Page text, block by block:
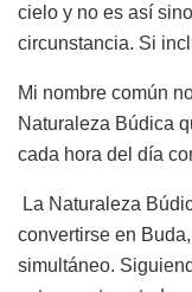
cielo y no es así
circunstancia. Si
Mi nombre común
Naturaleza Búdica
cada hora del día
La Naturaleza
convertirse en
simultáneo.